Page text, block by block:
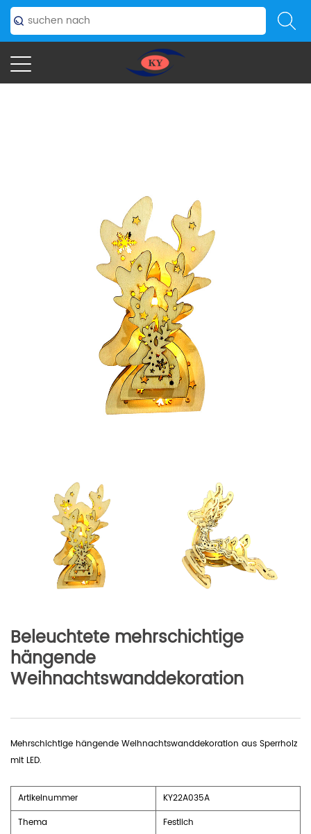
Beleuchtete mehrschichtige
hängende
Weihnachtswanddekoration
Mehrschichtige hängende Weihnachtswanddekoration aus Sperrholz
mit LED.
Artikelnummer
KY22A035A
Thema
Festlich